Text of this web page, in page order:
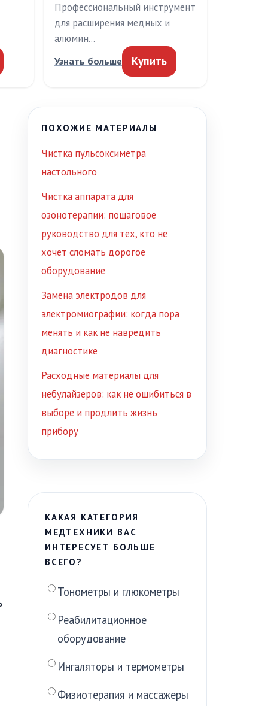
Профессиональный инструмент
для расширения медных и
алюмин…
Узнать больше Купить
ПОХОЖИЕ МАТЕРИАЛЫ
Чистка пульсоксиметра
настольного
Чистка аппарата для
озонотерапии: пошаговое
руководство для тех, кто не
хочет сломать дорогое
оборудование
Замена электродов для
электромиографии: когда пора
менять и как не навредить
диагностике
Расходные материалы для
небулайзеров: как не ошибиться в
выборе и продлить жизнь
прибору
КАКАЯ КАТЕГОРИЯ
МЕДТЕХНИКИ ВАС
ИНТЕРЕСУЕТ БОЛЬШЕ
ВСЕГО?
Тонометры и глюкометры
Реабилитационное
оборудование
Ингаляторы и термометры
Физиотерапия и массажеры